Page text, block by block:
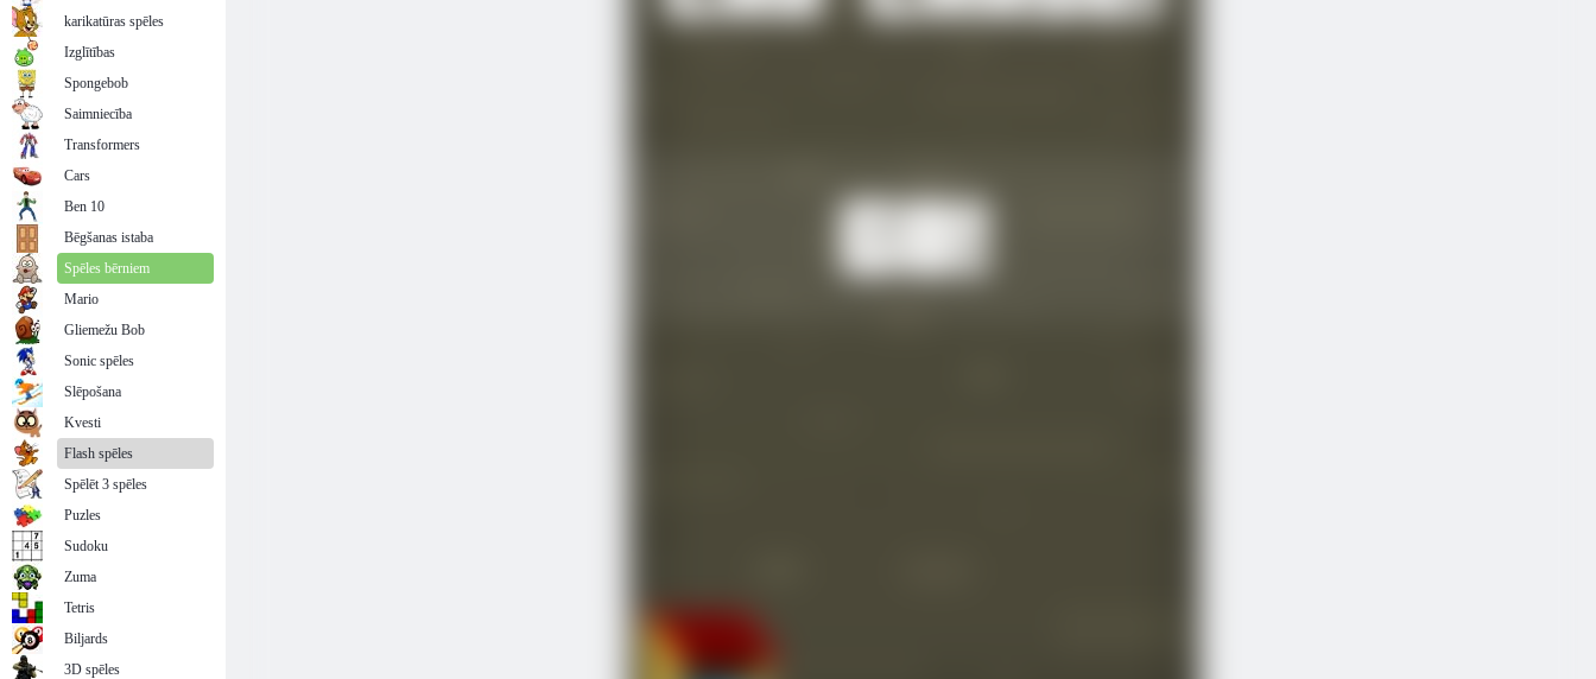
karikatūras spēles
Izglītības
Spongebob
Saimniecība
Transformers
Cars
Ben 10
Bēgšanas istaba
Spēles bērniem
Mario
Gliemežu Bob
Sonic spēles
Slēpošana
Kvesti
Flash spēles
Spēlēt 3 spēles
Puzles
Sudoku
Zuma
Tetris
Biljards
3D spēles